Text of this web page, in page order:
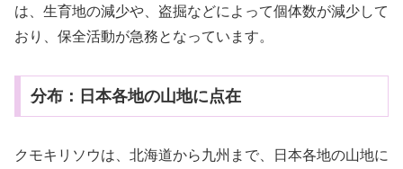
は、生育地の減少や、盗掘などによって個体数が減少して
おり、保全活動が急務となっています。
分布：日本各地の山地に点在
クモキリソウは、北海道から九州まで、日本各地の山地に